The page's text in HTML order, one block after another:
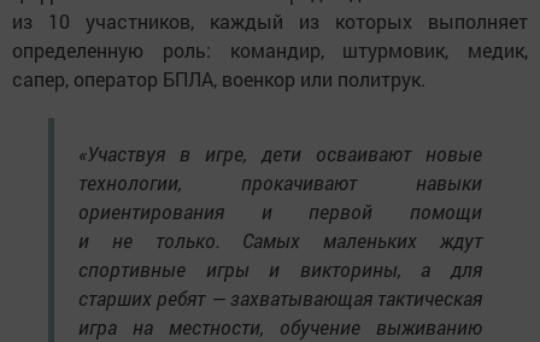
из 10 участников, каждый из которых выполняет
определенную роль: командир, штурмовик, медик,
сапер, оператор БПЛА, военкор или политрук.
«Участвуя в игре, дети осваивают новые
технологии, прокачивают навыки
ориентирования и первой помощи
и не только. Самых маленьких ждут
спортивные игры и викторины, а для
старших ребят — захватывающая тактическая
игра на местности, обучение выживанию